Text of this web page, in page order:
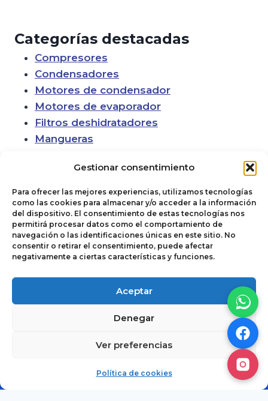
Gestionar consentimiento
Para ofrecer las mejores experiencias, utilizamos tecnologías
como las cookies para almacenar y/o acceder a la información
del dispositivo. El consentimiento de estas tecnologías nos
permitirá procesar datos como el comportamiento de
navegación o las identificaciones únicas en este sitio. No
consentir o retirar el consentimiento, puede afectar
negativamente a ciertas características y funciones.
Aceptar
Denegar
Ver preferencias
Política de cookies
Categorías destacadas
Compresores
Condensadores
Motores de condensador
Motores de evaporador
Filtros deshidratadores
Mangueras
Autoclimas del
Política de cookies
Términos y
Condiciones de Uso
Aviso de Privacidad
Cotizar